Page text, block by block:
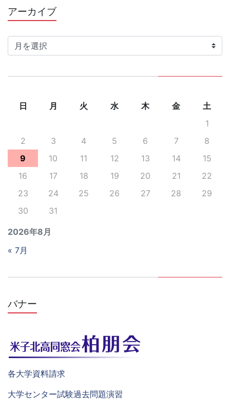
アーカイブア
ー
カ
2026年8月
日 月 火 水 木 金
土
1
2
3 4 5 6 7
8
9
10 11 12 13 14
15
16
17 18 19 20 21
22
23
24 25 26 27 28
29
30
31
« 7月
バナー
各大学資料請求
大学センター試験過去問題演習